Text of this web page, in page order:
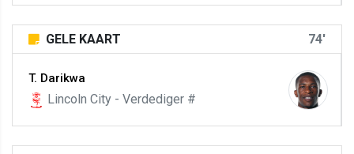
GELE KAART 74'
T. Darikwa
Lincoln City - Verdediger #